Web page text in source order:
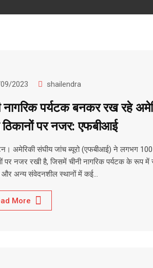
2023 shailendra
नागरिक पर्यटक बनकर रख रहे
पर नजर: एफबीआई
अमेरिकी संघीय जांच ब्यूरो (एफबीआई) ने लगभग 100
पर नजर रखी है, जिसमें चीनी नागरिक पर्यटक के रूप में
और अन्य संवेदनशील स्थानों में कई…
More